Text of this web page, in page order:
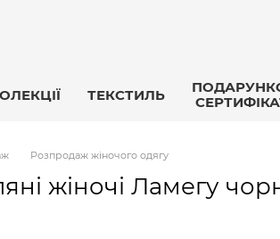
ТЕКСТИЛЬ
Розпродаж жіночого одягу
жіночі Ламегу